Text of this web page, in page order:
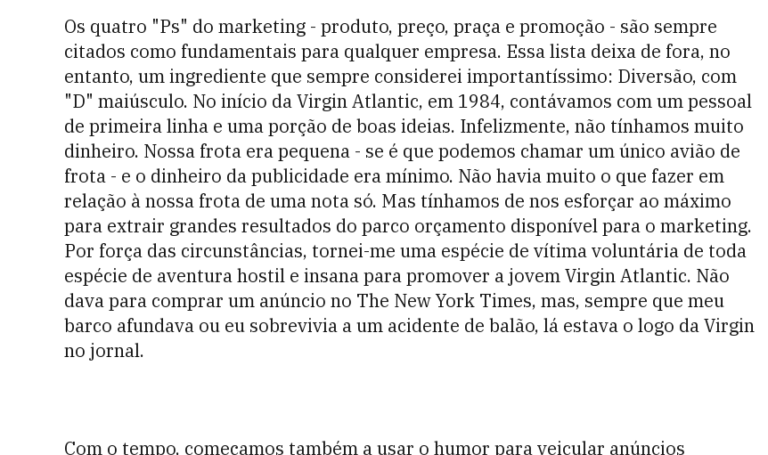
Os quatro "Ps" do marketing - produto, preço, praça e promoção - são sempre
citados como fundamentais para qualquer empresa. Essa lista deixa de fora, no
entanto, um ingrediente que sempre considerei importantíssimo: Diversão, com
"D" maiúsculo. No início da Virgin Atlantic, em 1984, contávamos com um pessoal
de primeira linha e uma porção de boas ideias. Infelizmente, não tínhamos muito
dinheiro. Nossa frota era pequena - se é que podemos chamar um único avião de
frota - e o dinheiro da publicidade era mínimo. Não havia muito o que fazer em
relação à nossa frota de uma nota só. Mas tínhamos de nos esforçar ao máximo
para extrair grandes resultados do parco orçamento disponível para o marketing.
Por força das circunstâncias, tornei-me uma espécie de vítima voluntária de toda
espécie de aventura hostil e insana para promover a jovem Virgin Atlantic. Não
dava para comprar um anúncio no The New York Times, mas, sempre que meu
barco afundava ou eu sobrevivia a um acidente de balão, lá estava o logo da Virgin
no jornal.
Com o tempo, começamos também a usar o humor para veicular anúncios